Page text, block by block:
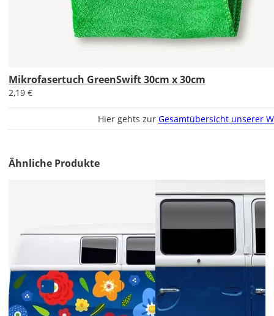
Mi., 19.08.
1,99 EUR
EUR
Priority
ab 5,99 EUR*
Versandkosten 1,99
Express
Deutschland
Mikrofasertuch GreenSwift 30cm x 30cm
2,19 €
Hier gehts zur Gesamtübersicht unserer
Ähnliche Produkte